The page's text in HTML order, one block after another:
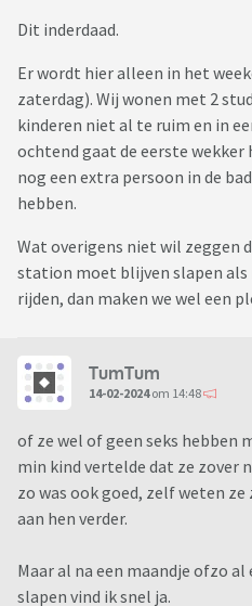
Dit inderdaad.
Er wordt hier alleen in het
zaterdag). Wij wonen met 2
kinderen niet al te ruim en in
ochtend gaat de eerste wekker
nog een extra persoon in de
hebben.
Wat overigens niet wil zeggen
station moet blijven slapen
rijden, dan maken we wel een
TumTum
14-02-2024om 14:48
of ze wel of geen seks hebben
min kind vertelde dat ze zover
zo was ook goed, zelf weten
aan hen verder.
Maar al na een maandje ofzo
slapen vind ik snel ja.